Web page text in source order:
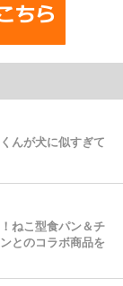
んが犬に似すぎて
ねこ型食パン＆チ
とのコラボ商品を